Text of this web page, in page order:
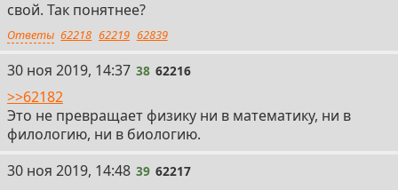
свой. Так понятнее?
Ответы 62218 62219 62839
38
30 ноя 2019, 14:37 38 62216
>>62182
Это не превращает физику ни в математику, ни в
филологию, ни в биологию.
39
30 ноя 2019, 14:48 39 62217